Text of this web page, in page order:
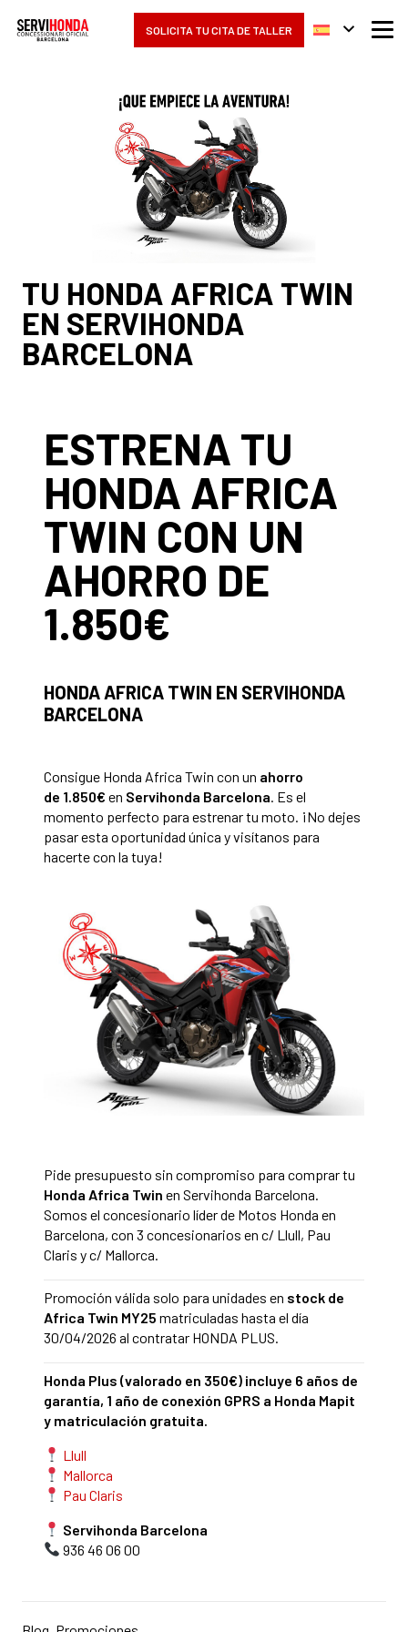
SOLICITA TU CITA DE TALLER
TU HONDA AFRICA TWIN
EN SERVIHONDA
BARCELONA
ESTRENA TU
HONDA AFRICA
TWIN CON UN
AHORRO DE
1.850€
HONDA AFRICA TWIN EN SERVIHONDA
BARCELONA
Consigue Honda Africa Twin con un ahorro
de 1.850€ en Servihonda Barcelona. Es el
momento perfecto para estrenar tu moto. ¡No dejes
pasar esta oportunidad única y visítanos para
hacerte con la tuya!
Pide presupuesto sin compromiso para comprar tu
Honda Africa Twin en Servihonda Barcelona.
Somos el concesionario líder de Motos Honda en
Barcelona, ​​con 3 concesionarios en c/ Llull, Pau
Claris y c/ Mallorca.
Promoción válida solo para unidades en stock de
Africa Twin MY25 matriculadas hasta el día
30/04/2026 al contratar HONDA PLUS.
Honda Plus (valorado en 350€) incluye 6 años de
garantía, 1 año de conexión GPRS a Honda Mapit
y matriculación gratuita.
Llull
Mallorca
Pau Claris
Servihonda Barcelona
936 46 06 00